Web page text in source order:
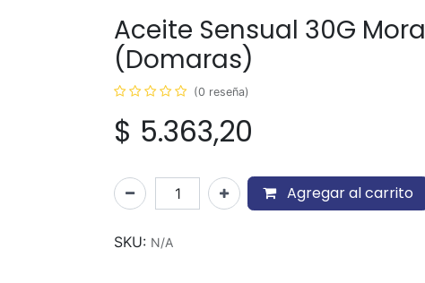
Aceite Sensual 30G Mora
(Domaras)
(0 reseña)
$ 5.363,20
Agregar al carrito
SKU: N/A